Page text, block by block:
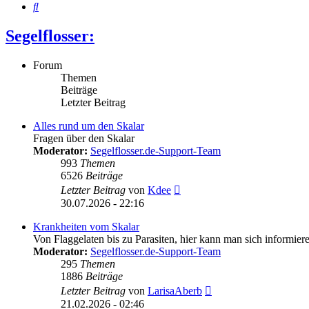
Suche
Segelflosser:
Forum
Themen
Beiträge
Letzter Beitrag
Alles rund um den Skalar
Fragen über den Skalar
Moderator: Segelflosser.de-Support-Team
993 Themen
6526 Beiträge
Letzter Beitrag von Kdee
30.07.2026 - 22:16
Krankheiten vom Skalar
Von Flaggelaten bis zu Parasiten, hier kann man sich
Moderator: Segelflosser.de-Support-Team
295 Themen
1886 Beiträge
Letzter Beitrag von LarisaAberb
21.02.2026 - 02:46